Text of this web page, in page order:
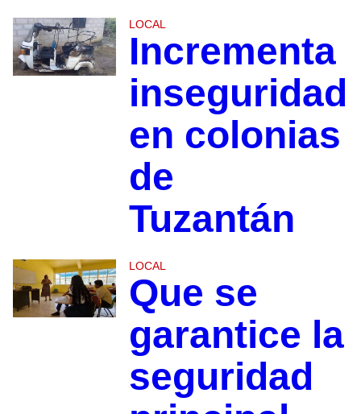
LOCAL
Incrementa
inseguridad
en colonias
de
Tuzantán
LOCAL
Que se
garantice la
seguridad